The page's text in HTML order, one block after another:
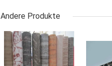
Andere Produkte